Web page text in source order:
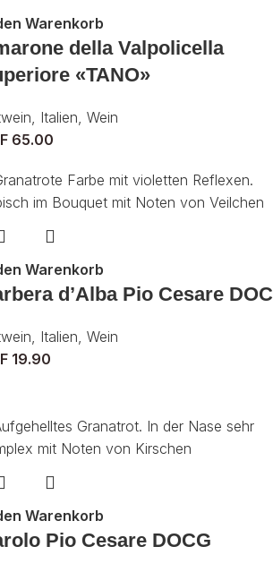
Warenkorb
della Valpolicella
«TANO»
Italien Wein
65.00
Warenkorb
d’Alba Pio Cesare DOC
Italien Wein
19.90
Warenkorb
Pio Cesare DOCG